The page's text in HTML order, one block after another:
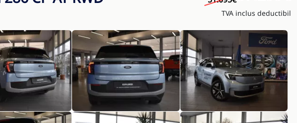
TVA inclus deductibil